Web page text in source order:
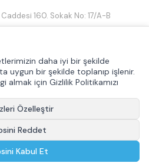
160. Sokak No: 17/A-B
daha iyi bir şekilde
uygun bir şekilde toplanıp işlenir.
almak için Gizlilik Politikamızı
Özelleştir
Reddet
Kabul Et